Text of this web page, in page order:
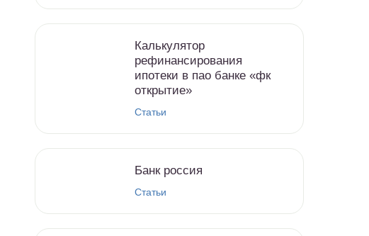
Калькулятор
рефинансирования
ипотеки в пао банке «фк
открытие»
Статьи
Банк россия
Статьи